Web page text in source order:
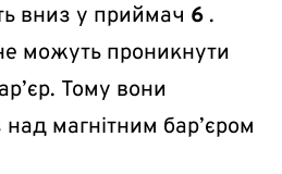
вниз у приймач 6 .
можуть проникнути
Тому вони
магнітним бар’єром